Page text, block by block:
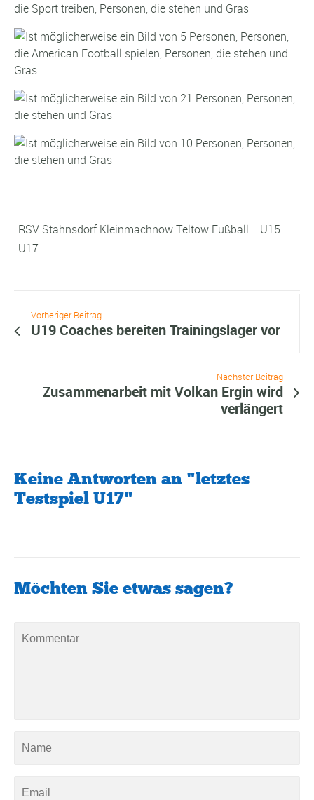
RSV Stahnsdorf Kleinmachnow Teltow Fußball
U15
U17
Vorheriger Beitrag
U19 Coaches bereiten Trainingslager vor
Nächster Beitrag
Zusammenarbeit mit Volkan Ergin wird
verlängert
Keine Antworten an "letztes
Testspiel U17"
Möchten Sie etwas sagen?